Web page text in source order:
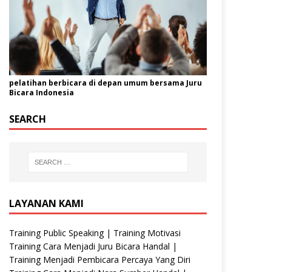
pelatihan berbicara di depan umum bersama Juru
Bicara Indonesia
SEARCH
LAYANAN KAMI
Training Public Speaking | Training Motivasi
Training Cara Menjadi Juru Bicara Handal |
Training Menjadi Pembicara Percaya Yang Diri